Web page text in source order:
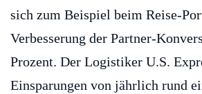
sich zum Beispiel beim Reise-
Verbesserung der Partner-
Prozent. Der Logistiker U.S.
Einsparungen von jährlich rund